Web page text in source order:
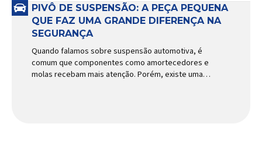
PIVÔ DE SUSPENSÃO: A PEÇA PEQUENA
QUE FAZ UMA GRANDE DIFERENÇA NA
SEGURANÇA
Quando falamos sobre suspensão automotiva, é
comum que componentes como amortecedores e
molas recebam mais atenção. Porém, existe uma